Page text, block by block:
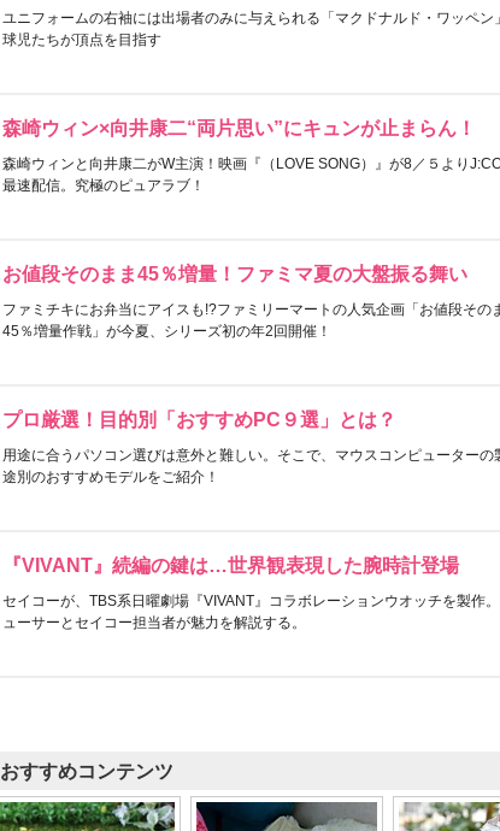
ユニフォームの右袖には出場者のみに与えられる「マクドナルド・ワッペン
球児たちが頂点を目指す
森崎ウィン×向井康二“両片思い”にキュンが止まらん！
森崎ウィンと向井康二がW主演！映画『（LOVE SONG）』が8／５より
最速配信。究極のピュアラブ！
お値段そのまま45％増量！ファミマ夏の大盤振る舞い
ファミチキにお弁当にアイスも!?ファミリーマートの人気企画「お値段その
45％増量作戦」が今夏、シリーズ初の年2回開催！
プロ厳選！目的別「おすすめPC９選」とは？
用途に合うパソコン選びは意外と難しい。そこで、マウスコンピューターの
途別のおすすめモデルをご紹介！
『VIVANT』続編の鍵は…世界観表現した腕時計登場
セイコーが、TBS系日曜劇場『VIVANT』コラボレーションウオッチを製作
ューサーとセイコー担当者が魅力を解説する。
おすすめコンテンツ